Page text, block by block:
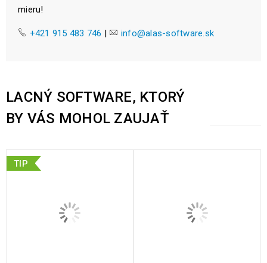
mieru!
+421 915 483 746 | info@alas-software.sk
LACNÝ SOFTWARE, KTORÝ
BY VÁS MOHOL ZAUJAŤ
TIP